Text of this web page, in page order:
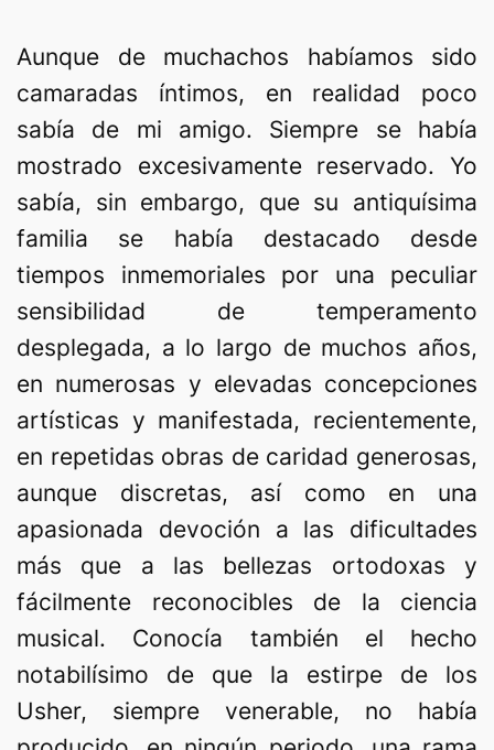
Aunque de muchachos habíamos sido
camaradas íntimos, en realidad poco
sabía de mi amigo. Siempre se había
mostrado excesivamente reservado. Yo
sabía, sin embargo, que su antiquísima
familia se había destacado desde
tiempos inmemoriales por una peculiar
sensibilidad de temperamento
desplegada, a lo largo de muchos años,
en numerosas y elevadas concepciones
artísticas y manifestada, recientemente,
en repetidas obras de caridad generosas,
aunque discretas, así como en una
apasionada devoción a las dificultades
más que a las bellezas ortodoxas y
fácilmente reconocibles de la ciencia
musical. Conocía también el hecho
notabilísimo de que la estirpe de los
Usher, siempre venerable, no había